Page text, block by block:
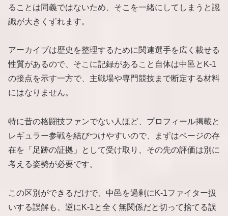
ることは同義ではないため、そこを一緒にしてしまうと認
識が大きくずれます。
アーカイブは歴史を整理するために関連選手を広く載せる
性質があるので、そこに記録があること自体は中邑とK-1
の接点を示す一方で、主戦場や専門競技まで断定する材料
にはなりません。
特に昔の格闘技ファンでない人ほど、プロフィール掲載と
レギュラー参戦を結びつけやすいので、まずはページの存
在を「足跡の証拠」として受け取り、その先の評価は別に
考える姿勢が必要です。
この区別ができるだけで、中邑を過剰にK-1ファイター扱
いする誤解も、逆にK-1と全く無関係だと切って捨てる誤